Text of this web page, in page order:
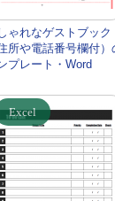
ゃれなゲストブック
住所や電話番号欄付）
プレート・Word
Excel